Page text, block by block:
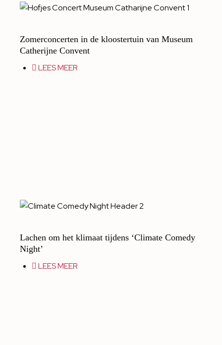
Zomerconcerten in de kloostertuin van Museum
Catherijne Convent
LEES MEER
Lachen om het klimaat tijdens ‘Climate Comedy
Night’
LEES MEER